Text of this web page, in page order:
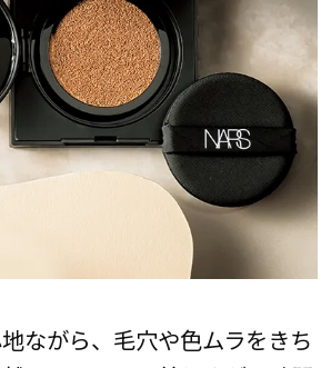
ながら、毛穴や色ムラをきち